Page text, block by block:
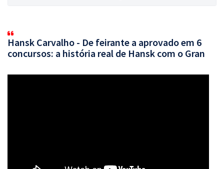
Hansk Carvalho - De feirante a aprovado em 6
concursos: a história real de Hansk com o Gran